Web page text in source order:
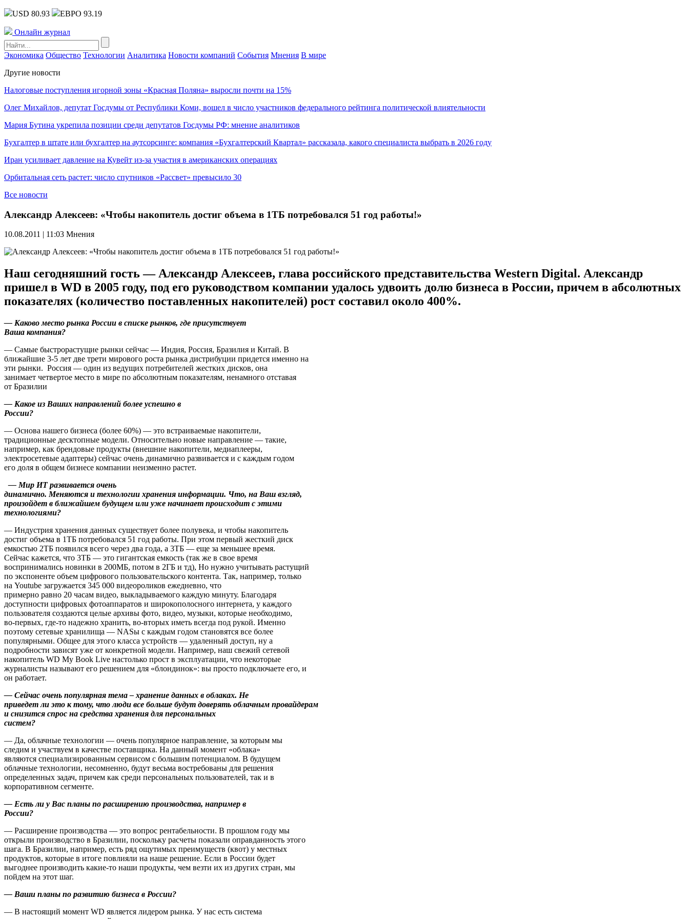
USD 80.93 ЕВРО 93.19
Онлайн журнал
Экономика Общество Технологии Аналитика Новости компаний События Мнения В мире
Другие новости
Налоговые поступления игорной зоны «Красная Поляна» выросли почти на 15%
Олег Михайлов, депутат Госдумы от Республики Коми, вошел в число участников федерального рейтинга политической влиятельности
Мария Бутина укрепила позиции среди депутатов Госдумы РФ: мнение аналитиков
Бухгалтер в штате или бухгалтер на аутсорсинге: компания «Бухгалтерский Квартал» рассказала, какого специалиста выбрать в 2026 году
Иран усиливает давление на Кувейт из-за участия в американских операциях
Орбитальная сеть растет: число спутников «Рассвет» превысило 30
Все новости
Александр Алексеев: «Чтобы накопитель достиг объема в 1ТБ потребовался 51 год работы!»
10.08.2011 | 11:03 Мнения
Наш сегодняшний гость — Александр Алексеев, глава российского представительства Western Digital. Александр
пришел в WD в 2005 году, под его руководством компании удалось удвоить долю бизнеса в России, причем в абсолютных
показателях (количество поставленных накопителей) рост составил около 400%.
— Каково место рынка России в списке рынков, где присутствует
Ваша компания?
— Самые быстрорастущие рынки сейчас — Индия, Россия, Бразилия и Китай. В
ближайшие 3-5 лет две трети мирового роста рынка дистрибуции придется именно на
эти рынки. Россия — один из ведущих потребителей жестких дисков, она
занимает четвертое место в мире по абсолютным показателям, ненамного отставая
от Бразилии
— Какое из Ваших направлений более успешно в
России?
— Основа нашего бизнеса (более 60%) — это встраиваемые накопители,
традиционные десктопные модели. Относительно новые направление — такие,
например, как брендовые продукты (внешние накопители, медиаплееры,
электросетевые адаптеры) сейчас очень динамично развивается и с каждым годом
его доля в общем бизнесе компании неизменно растет.
— Мир ИТ развивается очень
динамично. Меняются и технологии хранения информации. Что, на Ваш взгляд,
произойдет в ближайшем будущем или уже начинает происходит с этими
технологиями?
— Индустрия хранения данных существует более полувека, и чтобы накопитель
достиг объема в 1ТБ потребовался 51 год работы. При этом первый жесткий диск
емкостью 2ТБ появился всего через два года, а 3ТБ — еще за меньшее время.
Сейчас кажется, что 3ТБ — это гигантская емкость (так же в свое время
воспринимались новинки в 200МБ, потом в 2ГБ и тд), Но нужно учитывать растущий
по экспоненте объем цифрового пользовательского контента. Так, например, только
на Youtube загружается 345 000 видеороликов ежедневно, что
примерно равно 20 часам видео, выкладываемого каждую минуту. Благодаря
доступности цифровых фотоаппаратов и широкополосного интернета, у каждого
пользователя создаются целые архивы фото, видео, музыки, которые необходимо,
во-первых, где-то надежно хранить, во-вторых иметь всегда под рукой. Именно
поэтому сетевые хранилища — NASы с каждым годом становятся все более
популярными. Общее для этого класса устройств — удаленный доступ, ну а
подробности зависят уже от конкретной модели. Например, наш свежий сетевой
накопитель WD My Book Live настолько прост в эксплуатации, что некоторые
журналисты называют его решением для «блондинок»: вы просто подключаете его, и
он работает.
— Сейчас очень популярная тема – хранение данных в облаках. Не
приведет ли это к тому, что люди все больше будут доверять облачным провайдерам
и снизится спрос на средства хранения для персональных
систем?
— Да, облачные технологии — очень популярное направление, за которым мы
следим и участвуем в качестве поставщика. На данный момент «облака»
являются специализированным сервисом с большим потенциалом. В будущем
облачные технологии, несомненно, будут весьма востребованы для решения
определенных задач, причем как среди персональных пользователей, так и в
корпоративном сегменте.
— Есть ли у Вас планы по расширению производства, например в
России?
— Расширение производства — это вопрос рентабельности. В прошлом году мы
открыли производство в Бразилии, поскольку расчеты показали оправданность этого
шага. В Бразилии, например, есть ряд ощутимых преимуществ (квот) у местных
продуктов, которые в итоге повлияли на наше решение. Если в России будет
выгоднее производить какие-то наши продукты, чем везти их из других стран, мы
пойдем на этот шаг.
— Ваши планы по развитию бизнеса в России?
— В настоящий момент WD является лидером рынка. У нас есть система